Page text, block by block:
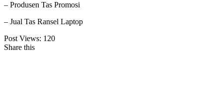
– Produsen Tas Promosi
– Jual Tas Ransel Laptop
Post Views: 120
Share this